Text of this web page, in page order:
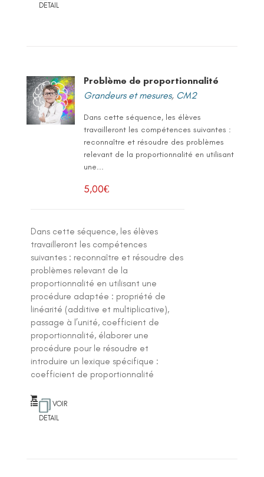
DETAIL
Problème de proportionnalité
Grandeurs et mesures, CM2
Dans cette séquence, les élèves
travailleront les compétences suivantes :
reconnaître et résoudre des problèmes
relevant de la proportionnalité en utilisant
une...
5,00€
Dans cette séquence, les élèves
travailleront les compétences
suivantes : reconnaître et résoudre des
problèmes relevant de la
proportionnalité en utilisant une
procédure adaptée : propriété de
linéarité (additive et multiplicative),
passage à l’unité, coefficient de
proportionnalité, élaborer une
procédure pour le résoudre et
introduire un lexique spécifique :
coefficient de proportionnalité
VOIR
DETAIL